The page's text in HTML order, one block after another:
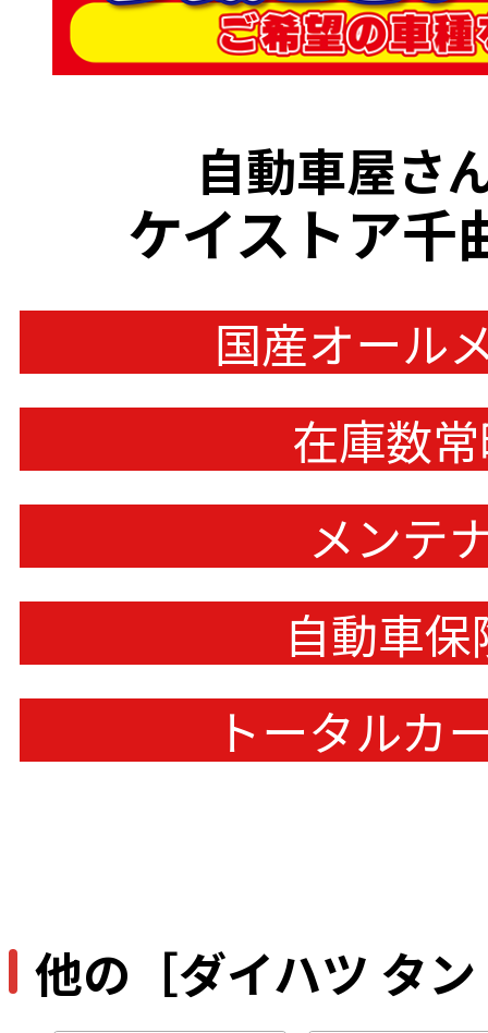
自動車屋さ
ケイストア千
国産オール
在庫数
メンテ
自動車
トータルカ
他の［ダイハツ タ